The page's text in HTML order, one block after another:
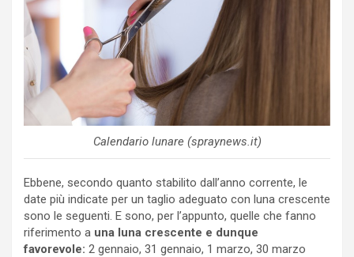
Calendario lunare (spraynews.it)
Ebbene, secondo quanto stabilito dall’anno corrente, le
date più indicate per un taglio adeguato con luna crescente
sono le seguenti. E sono, per l’appunto, quelle che fanno
riferimento a una luna crescente e dunque
favorevole: 2 gennaio, 31 gennaio, 1 marzo, 30 marzo